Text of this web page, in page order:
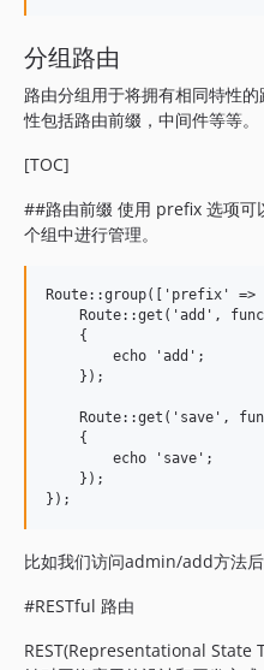
分组路由
路由分组用于将拥有相同特性
性包括路由前缀，中间件等等。
[TOC]
##路由前缀 使用 prefix 选项可
个组中进行管理。
Route::group(['prefix'
Route::get('add',
    {
        echo 'add';
    });
Route::get('save',
    {
        echo 'save';
    });
比如我们访问admin/add方法
#RESTful 路由
REST(Representational State